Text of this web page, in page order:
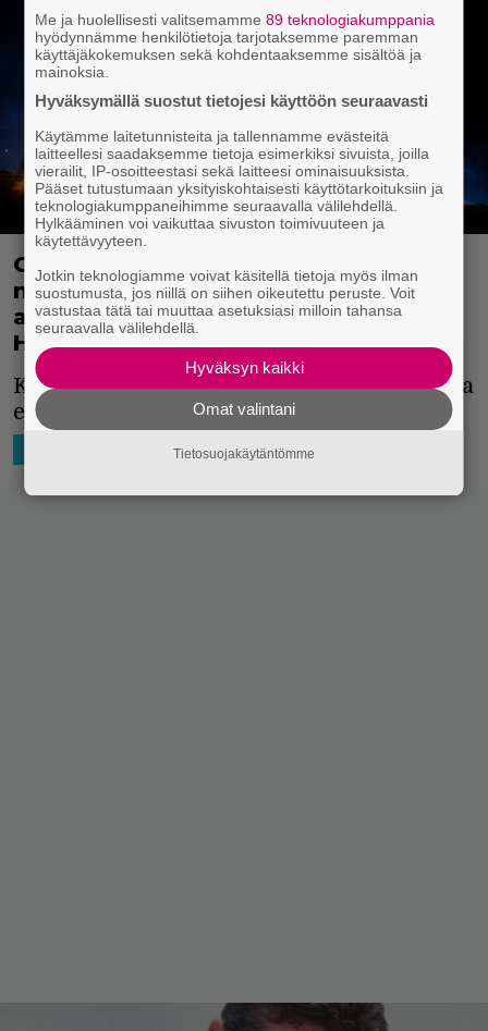
Guardians of the Galaxy Vol. 2 on jo
nyt suuri voittaja! Kuuntele kaikkien
aikojen paras leffabiisi David
Hasselhoffilla imellettynä
Kunnon diskojytää! Mahtava meno ja kova
etuveto!
The Hoffon legenda.
22.4.2017 21:27 Niko Ikonen
Me ja huolellisesti valitsemamme89 teknologiakumppania
hyödynnämme henkilötietoja tarjotaksemme paremman
käyttäjäkokemuksen sekä kohdentaaksemme sisältöä ja
mainoksia.
Hyväksymällä suostut tietojesi käyttöön seuraavasti
Käytämme laitetunnisteita ja tallennamme evästeitä
laitteellesi saadaksemme tietoja esimerkiksi sivuista, joilla
vierailit, IP-osoitteestasi sekä laitteesi ominaisuuksista.
Pääset tutustumaan yksityiskohtaisesti käyttötarkoituksiin ja
teknologiakumppaneihimme seuraavalla välilehdellä.
Hylkääminen voi vaikuttaa sivuston toimivuuteen ja
käytettävyyteen.
Jotkin teknologiamme voivat käsitellä tietoja myös ilman
suostumusta, jos niillä on siihen oikeutettu peruste. Voit
vastustaa tätä tai muuttaa asetuksiasi milloin tahansa
seuraavalla välilehdellä.
Hyväksyn kaikki
Omat valintani
Tietosuojakäytäntömme